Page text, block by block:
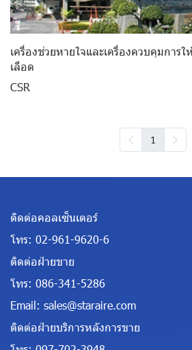
เครื่องช่วยหายใจและเครื่องควบคุมการ
เลือด
CSR
1
ติดต่อคอลเซ็นเตอร์
โทร: 02-961-9620-6
ติดต่อฝ่ายขาย
โทร: 086-341-5286
Email: sales@staraire.com
ติดต่อฝ่ายบริการหลังการขาย